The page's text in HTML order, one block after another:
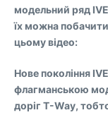
модельний ряд
їх можна
цьому відео:
Нове покоління
флагманською
доріг T-Way,